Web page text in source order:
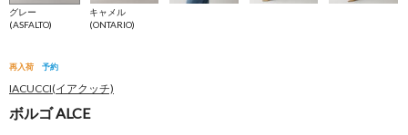
グレー
(ASFALTO)
キャメル
(ONTARIO)
再入荷 予約
IACUCCI(イアクッチ)
ボルゴ ALCE